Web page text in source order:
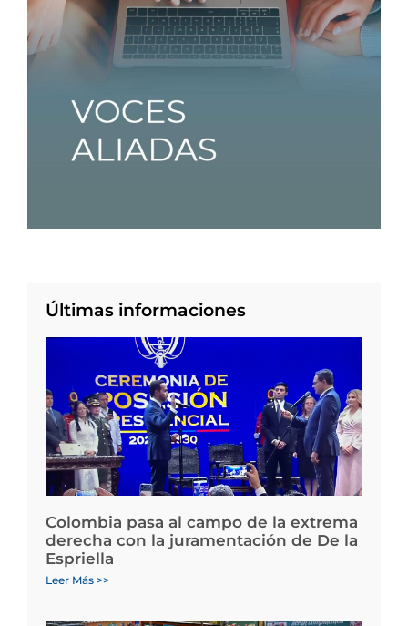
Últimas informaciones
Colombia pasa al campo de la extrema
derecha con la juramentación de De la
Espriella
Leer Más >>